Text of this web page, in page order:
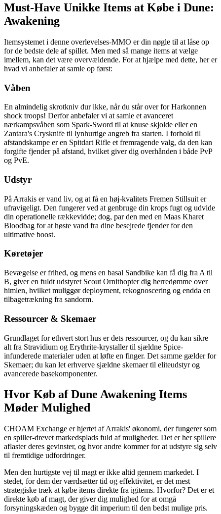
Must-Have Unikke Items at Købe i Dune:
Awakening
Itemsystemet i denne overlevelses-MMO er din nøgle til at låse op
for de bedste dele af spillet. Men med så mange items at vælge
imellem, kan det være overvældende. For at hjælpe med dette, her er
hvad vi anbefaler at samle op først:
Våben
En almindelig skrotkniv dur ikke, når du står over for Harkonnen
shock troops! Derfor anbefaler vi at samle et avanceret
nærkampsvåben som Spark-Sword til at knuse skjolde eller en
Zantara's Crysknife til lynhurtige angreb fra starten. I forhold til
afstandskampe er en Spitdart Rifle et fremragende valg, da den kan
forgifte fjender på afstand, hvilket giver dig overhånden i både PvP
og PvE.
Udstyr
På Arrakis er vand liv, og at få en høj-kvalitets Fremen Stillsuit er
ufravigeligt. Den fungerer ved at genbruge din krops fugt og udvide
din operationelle rækkevidde; dog, par den med en Maas Kharet
Bloodbag for at høste vand fra dine besejrede fjender for den
ultimative boost.
Køretøjer
Bevægelse er frihed, og mens en basal Sandbike kan få dig fra A til
B, giver en fuldt udstyret Scout Ornithopter dig herredømme over
himlen, hvilket muliggør deployment, rekognoscering og endda en
tilbagetrækning fra sandorm.
Ressourcer & Skemaer
Grundlaget for ethvert stort hus er dets ressourcer, og du kan sikre
alt fra Stravidium og Erythrite-krystaller til sjældne Spice-
infunderede materialer uden at løfte en finger. Det samme gælder for
Skemaer; du kan let erhverve sjældne skemaer til eliteudstyr og
avancerede basekomponenter.
Hvor Køb af Dune Awakening Items
Møder Mulighed
CHOAM Exchange er hjertet af Arrakis' økonomi, der fungerer som
en spiller-drevet markedsplads fuld af muligheder. Det er her spillere
aflaster deres gevinster, og hvor andre kommer for at udstyre sig selv
til fremtidige udfordringer.
Men den hurtigste vej til magt er ikke altid gennem markedet. I
stedet, for dem der værdsætter tid og effektivitet, er det mest
strategiske træk at købe items direkte fra igitems. Hvorfor? Det er et
direkte køb af magt, der giver dig mulighed for at omgå
forsyningskæden og bygge dit imperium til den bedst mulige pris.